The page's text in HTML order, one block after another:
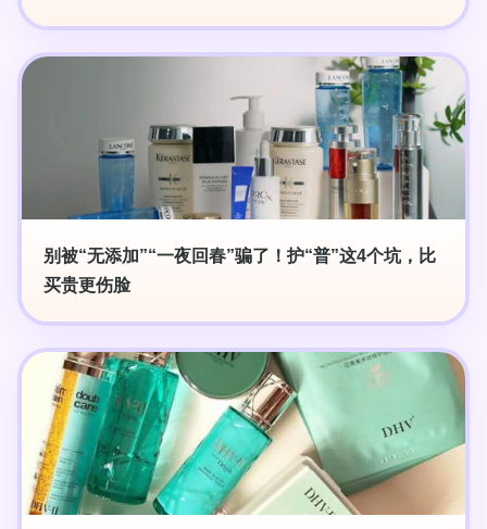
别被“无添加”“一夜回春”骗了！护“普”这4个坑，比
买贵更伤脸